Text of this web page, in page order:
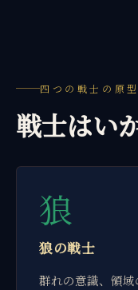
四つの戦士の原型
戦士はい
狼
狼の戦士
群れの意識、領